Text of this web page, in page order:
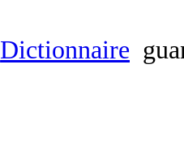
Dictionnaire